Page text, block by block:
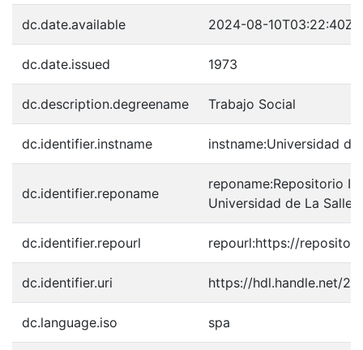
dc.date.available 2024-08-10T03:22:40Z
dc.date.issued 1973
dc.description.degreename Trabajo Social
dc.identifier.instname instname:Universidad de
dc.identifier.reponame
reponame:Repositorio
Universidad de La Salle
dc.identifier.repourl repourl:https://
dc.identifier.uri https://hdl.handle.net/
dc.language.iso spa